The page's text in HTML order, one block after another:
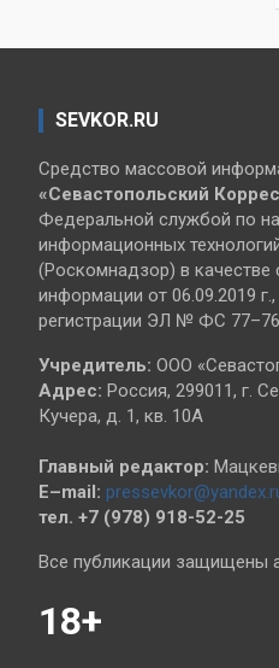
SEVKOR.RU
Средство массовой
«Севастопольский
Федеральной службой по
информационных
(Роскомнадзор) в качестве
информации от 06.09.2019
регистрации ЭЛ № ФС
Учредитель: ООО
Адрес: Россия, 299011, г.
Кучера, д. 1, кв. 10А
Главный редактор:
E–mail:
тел. +7 (978) 918-52-25
Все публикации защищены
18+